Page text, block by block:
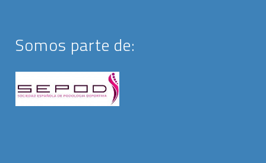
Somos parte de: